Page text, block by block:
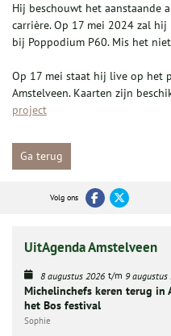
Hij beschouwt het aanstaande
carrière. Op 17 mei 2024 zal
bij Poppodium P60. Mis het
Op 17 mei staat hij live op het
Amstelveen. Kaarten zijn
project
Ga terug
Volg ons
UitAgenda Amstelveen
8 augustus 2026 t/m 9 augustus
Michelinchefs keren terug in
het Bos festival
Sophie